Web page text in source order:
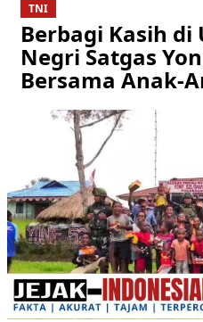
TNI
Berbagi Kasih
Negri Satgas
Bersama Anak-